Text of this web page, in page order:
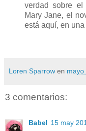
verdad sobre
Mary Jane, el
está aquí, en
Loren Sparrow en mayo
3 comentarios:
Babel 15 may